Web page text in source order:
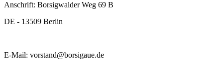
Anschrift: Borsigwalder Weg 69 B
DE - 13509 Berlin
E-Mail: vorstand@borsigaue.de